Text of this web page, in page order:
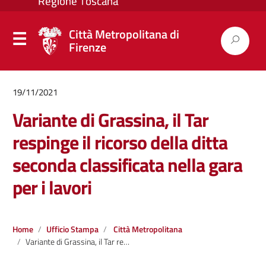
Città Metropolitana di
Firenze
19/11/2021
Variante di Grassina, il Tar
respinge il ricorso della ditta
seconda classificata nella gara
per i lavori
Home Ufficio Stampa
Città Metropolitana
Variante di Grassina, il Tar respinge il ricorso della ditta seconda classificata nella gara per i lavori